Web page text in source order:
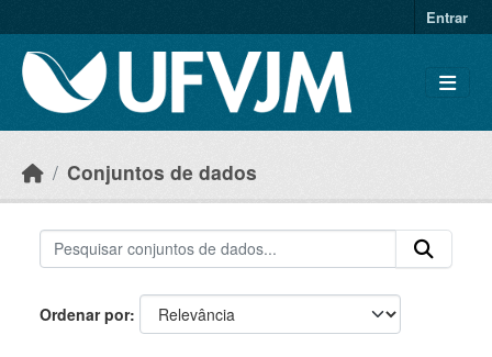
Entrar
Conjuntos de dados
Ordenar por